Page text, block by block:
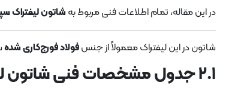
در این مقاله، تمام اطلاعات فنی مربوط به شاتون لیفتراک
شاتون در این لیفتراک معمولاً از جنسفولاد فورج‌کاری شده
۲.۱ جدول مشخصات فنی شاتون لیفتراک سپاهان